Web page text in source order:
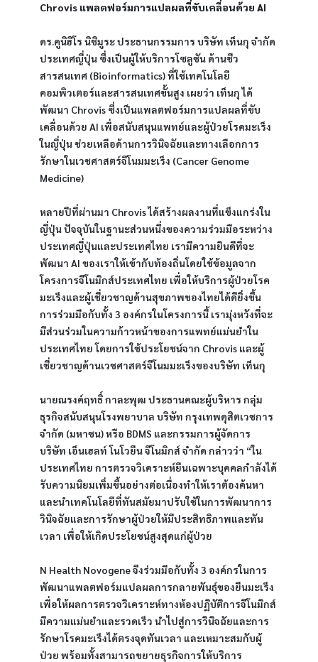
Chrovis แพลตฟอร์มการแปลผลที่ขับเคลื่อนด้วย AI
ดร.คูนิฮิโร นิชิมูระ ประธานกรรมการ บริษัท เท็นกุ จำกัด
ประเทศญี่ปุ่น ซึ่งเป็นผู้ให้บริการโซลูชัน ด้านชีว
สารสนเทศ (Bioinformatics) ที่ใช้เทคโนโลยี
คอมพิวเตอร์และสารสนเทศขั้นสูง เผยว่า เท็นกุ ได้
พัฒนา Chrovis ซึ่งเป็นแพลตฟอร์มการแปลผลที่ขับ
เคลื่อนด้วย AI เพื่อสนับสนุนแพทย์และผู้ป่วยโรคมะเร็ง
ในญี่ปุ่น ช่วยเหลือด้านการวินิจฉัยและทางเลือกการ
รักษาในเวชศาสตร์จีโนมมะเร็ง (Cancer Genome
Medicine)
หลายปีที่ผ่านมา Chrovis ได้สร้างผลงานที่แข็งแกร่งใน
ญี่ปุ่น ปัจจุบันในฐานะส่วนหนึ่งของความร่วมมือระหว่าง
ประเทศญี่ปุ่นและประเทศไทย เรามีความยินดีที่จะ
พัฒนา AI ของเราให้เข้ากับท้องถิ่นโดยใช้ข้อมูลจาก
โครงการจีโนมิกส์ประเทศไทย เพื่อให้บริการผู้ป่วยโรค
มะเร็งและผู้เชี่ยวชาญด้านสุขภาพของไทยได้ดียิ่งขึ้น
การร่วมมือกับทั้ง 3 องค์กรในโครงการนี้ เรามุ่งหวังที่จะ
มีส่วนร่วมในความก้าวหน้าของการแพทย์แม่นยำใน
ประเทศไทย โดยการใช้ประโยชน์จาก Chrovis และผู้
เชี่ยวชาญด้านเวชศาสตร์จีโนมมะเร็งของบริษัท เท็นกุ
นายณรงค์ฤทธิ์ กาละพุฒ ประธานคณะผู้บริหาร กลุ่ม
ธุรกิจสนับสนุนโรงพยาบาล บริษัท กรุงเทพดุสิตเวชการ
จำกัด (มหาชน) หรือ BDMS และกรรมการผู้จัดการ
บริษัท เอ็นเฮลท์ โนโวยีน จีโนมิกส์ จำกัด กล่าวว่า “ใน
ประเทศไทย การตรวจวิเคราะห์ยีนเฉพาะบุคคลกำลังได้
รับความนิยมเพิ่มขึ้นอย่างต่อเนื่องทำให้เราต้องค้นหา
และนำเทคโนโลยีที่ทันสมัยมาปรับใช้ในการพัฒนาการ
วินิจฉัยและการรักษาผู้ป่วยให้มีประสิทธิภาพและทัน
เวลา เพื่อให้เกิดประโยชน์สูงสุดแก่ผู้ป่วย
N Health Novogene จึงร่วมมือกับทั้ง 3 องค์กรในการ
พัฒนาแพลตฟอร์มแปลผลการกลายพันธุ์ของยีนมะเร็ง
เพื่อให้ผลการตรวจวิเคราะห์ทางห้องปฏิบัติการจีโนมิกส์
มีความแม่นยำและรวดเร็ว นำไปสู่การวินิจฉัยและการ
รักษาโรคมะเร็งได้ตรงจุดทันเวลา และเหมาะสมกับผู้
ป่วย พร้อมทั้งสามารถขยายธุรกิจการให้บริการ